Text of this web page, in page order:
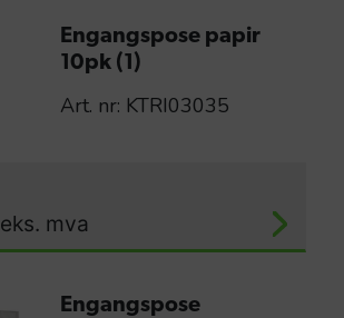
Engangspose papir
10pk (1)
Art. nr: KTRI03035
eks. mva
Engangspose